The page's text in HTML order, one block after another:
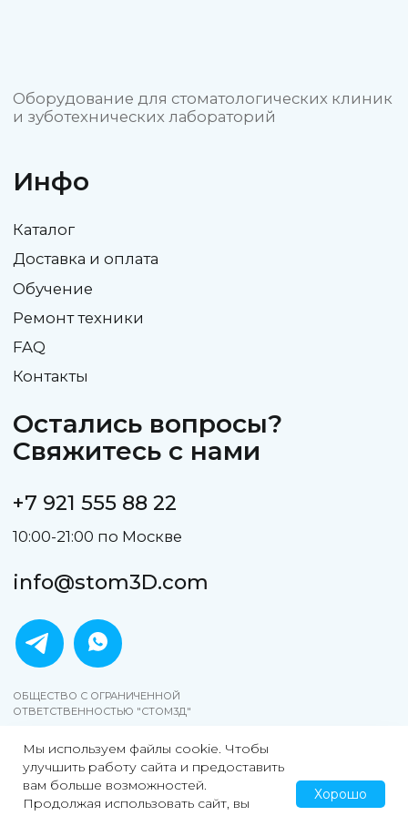
Мы используем файлы cookie. Чтобы
улучшить работу сайта и предоставить
вам больше возможностей.
Продолжая использовать сайт, вы
Хорошо